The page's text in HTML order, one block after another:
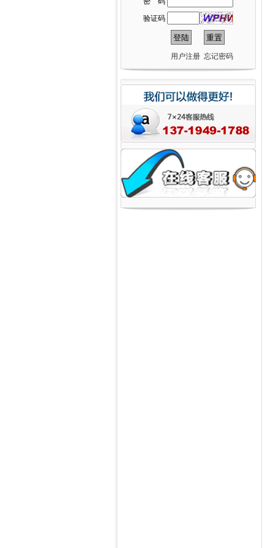
验证码
用户注册 忘记密码